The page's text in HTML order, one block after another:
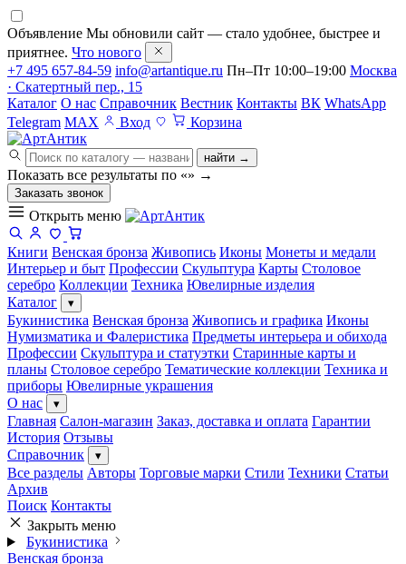
Объявление Мы обновили сайт — стало удобнее, быстрее и
приятнее. Что нового
+7 495 657-84-59 info@artantique.ru Пн–Пт 10:00–19:00 Москва
· Скатертный пер., 15
Каталог О нас Справочник Вестник Контакты ВК WhatsApp
Telegram MAX Вход Корзина
найти →
Показать все результаты по «» →
Заказать звонок
Открыть меню
Книги Венская бронза Живопись Иконы Монеты и медали
Интерьер и быт Профессии Скульптура Карты Столовое
серебро Коллекции Техника Ювелирные изделия
Каталог
▾
Букинистика Венская бронза Живопись и графика Иконы
Нумизматика и Фалеристика Предметы интерьера и обихода
Профессии Скульптура и статуэтки Старинные карты и
планы Столовое серебро Тематические коллекции Техника и
приборы Ювелирные украшения
О нас
▾
Главная Салон-магазин Заказ, доставка и оплата Гарантии
История Отзывы
Справочник
▾
Все разделы Авторы Торговые марки Стили Техники Статьи
Архив
Поиск Контакты
Закрыть меню
Букинистика
Венская бронза